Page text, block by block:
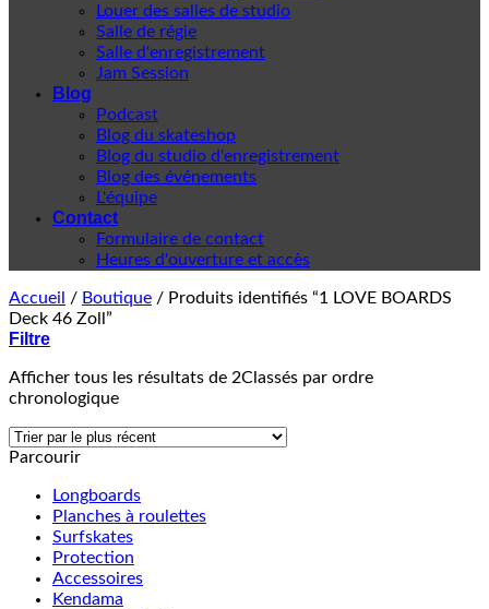
Louer des salles de studio
Salle de régie
Salle d'enregistrement
Jam Session
Blog
Podcast
Blog du skateshop
Blog du studio d'enregistrement
Blog des événements
L'équipe
Contact
Formulaire de contact
Heures d'ouverture et accès
Accueil / Boutique / Produits identifiés “1 LOVE BOARDS
Deck 46 Zoll”
Filtre
Afficher tous les résultats de 2Classés par ordre
chronologique
Parcourir
Longboards
Planches à roulettes
Surfskates
Protection
Accessoires
Kendama